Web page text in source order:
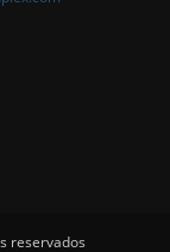
reservados